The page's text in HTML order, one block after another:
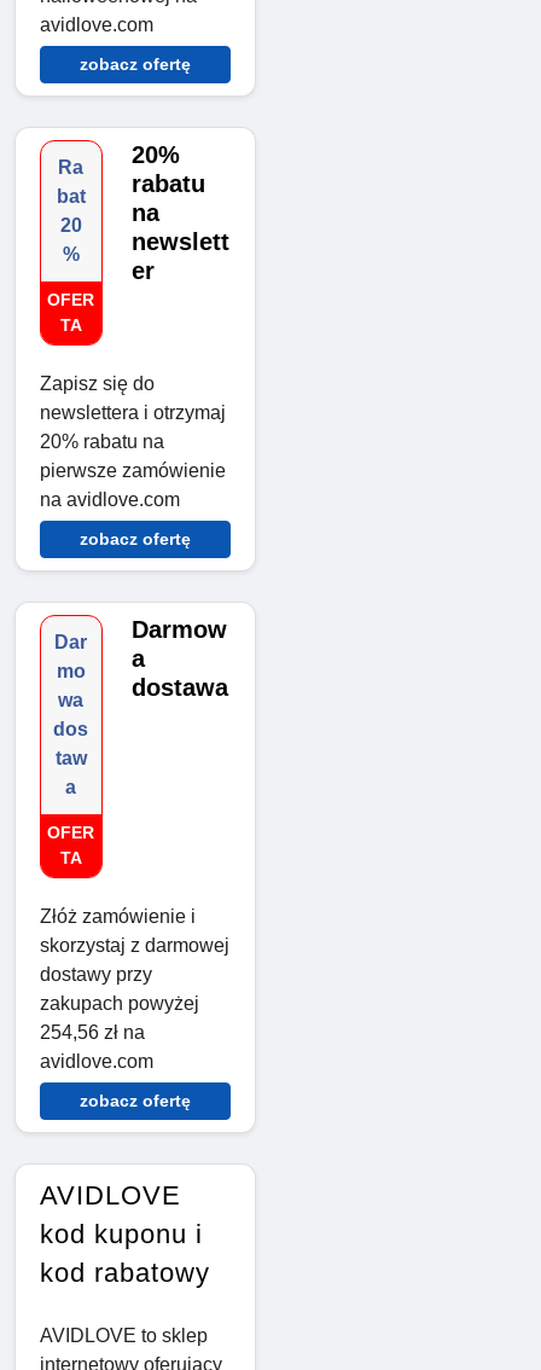
avidlove.com
zobacz ofertę
Ra
bat
20
%
OFER
TA
20%
rabatu
na
newslett
er
Zapisz się do
newslettera i otrzymaj
20% rabatu na
pierwsze zamówienie
na avidlove.com
zobacz ofertę
Dar
mo
wa
dos
taw
a
OFER
TA
Darmow
a
dostawa
Złóż zamówienie i
skorzystaj z darmowej
dostawy przy
zakupach powyżej
254,56 zł na
avidlove.com
zobacz ofertę
AVIDLOVE
kod kuponu i
kod rabatowy
AVIDLOVE to sklep
internetowy oferujący